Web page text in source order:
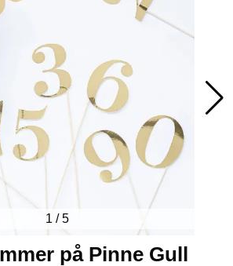
1 /5
på Pinne Gull